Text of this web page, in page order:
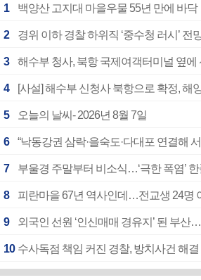
1 백양산 고지대 마을우물 55년 만에 바닥
2 경위 이하 경찰 하위직 ‘중수청 러시’
3 해수부 청사, 북항 국제여객터미널 옆에
4 [사설] 해수부 신청사 북항으로 확정, 해
5 오늘의 날씨- 2026년 8월 7일
6 “낙동강권 삼락·을숙도·다대포 연결해
7 부울경 주말부터 비소식…‘극한 폭염’
8 피란마을 67년 역사인데…전교생 24명
9 외국인 선원 ‘인신매매 경유지’ 된 부산
10 수사독점 책임 커진 경찰, 방치사건 해